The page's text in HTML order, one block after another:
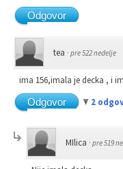
Odgovor
tea · pre 522 nedelje
ima 156,imala je decka , i
Odgovor
2
MIlica · pre 519